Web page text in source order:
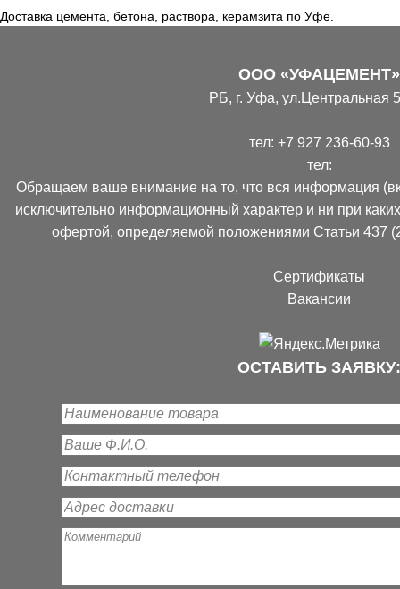
Доставка цемента, бетона, раствора, керамзита по Уфе.
ООО «УФАЦЕМЕНТ»
РБ, г. Уфа, ул.Центральная
тел: +7 927 236-60-93
тел:
Обращаем ваше внимание на то, что вся информация
исключительно информационный характер и ни при
офертой, определяемой положениями Статьи 437
Сертификаты
Вакансии
ОСТАВИТЬ ЗАЯВКУ: